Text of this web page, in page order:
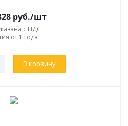
руб./шт
с НДС
от 1 года
В корзину